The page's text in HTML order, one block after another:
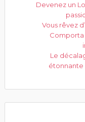
Devenez un
Vous rêvez
Comporta
Le
étonnante